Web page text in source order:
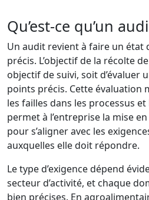
Qu’est-ce qu’un
Un audit revient à faire un état
précis. L’objectif de la récolte
objectif de suivi, soit d’évaluer
points précis. Cette évaluation
les failles dans les processus
permet à l’entreprise la mise
pour s’aligner avec les
auxquelles elle doit répondre.
Le type d’exigence dépend
secteur d’activité, et chaque
bien précises. En